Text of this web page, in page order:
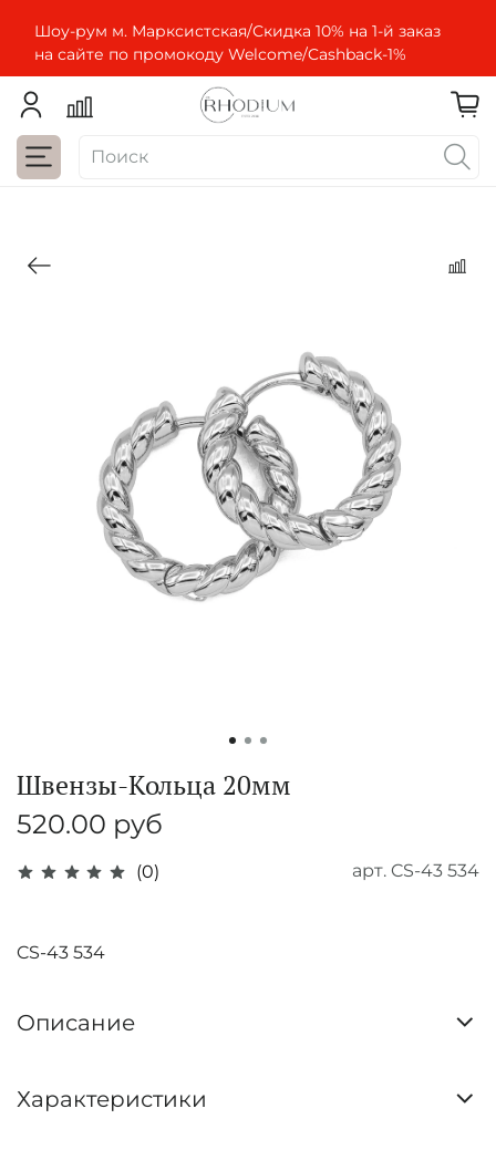
Шоу-рум м. Марксистская/Скидка 10% на 1-й заказ
на сайте по промокоду Welcome/Cashbaсk-1%
(0) арт. CS-43 534
Швензы-Кольца 20мм
520.00 руб
CS-43 534
Описание
Характеристики